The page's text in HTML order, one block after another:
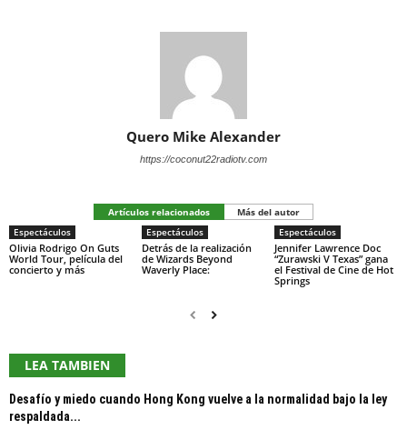
Quero Mike Alexander
https://coconut22radiotv.com
Artículos relacionados
Más del autor
Espectáculos
Olivia Rodrigo On Guts
World Tour, película del
concierto y más
Espectáculos
Detrás de la realización
de Wizards Beyond
Waverly Place:
Espectáculos
Jennifer Lawrence Doc
“Zurawski V Texas” gana
el Festival de Cine de Hot
Springs
LEA TAMBIEN
Desafío y miedo cuando Hong Kong vuelve a la normalidad bajo la ley
respaldada...